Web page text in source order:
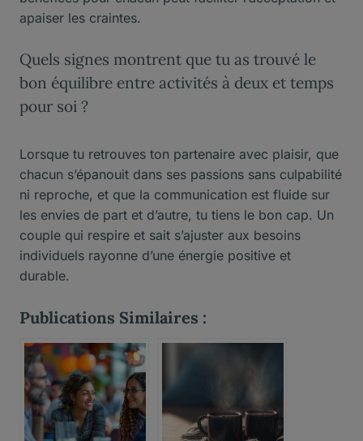
apaiser les craintes.
Quels signes montrent que tu as trouvé le
bon équilibre entre activités à deux et temps
pour soi ?
Lorsque tu retrouves ton partenaire avec plaisir, que
chacun s’épanouit dans ses passions sans culpabilité
ni reproche, et que la communication est fluide sur
les envies de part et d’autre, tu tiens le bon cap. Un
couple qui respire et sait s’ajuster aux besoins
individuels rayonne d’une énergie positive et
durable.
Publications Similaires :